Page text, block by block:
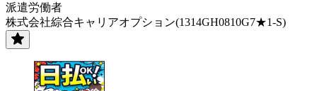
派遣労働者
株式会社綜合キャリアオプション(1314GH0810G7★1-S)